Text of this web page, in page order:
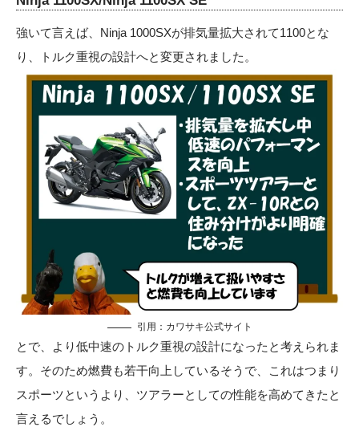
強いて言えば、Ninja 1000SXが排気量拡大されて1100とな
り、トルク重視の設計へと変更されました。
引用： カワサキ公式サイト
とで、より低中速のトルク重視の設計になったと考えられま
す。そのため燃費も若干向上しているそうで、これはつまり
スポーツというより、ツアラーとしての性能を高めてきたと
言えるでしょう。